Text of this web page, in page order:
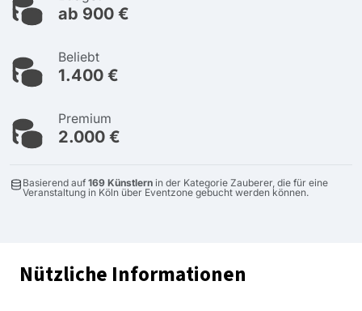
ab 900 €
Beliebt
1.400 €
Premium
2.000 €
Basierend auf 169 Künstlern in der Kategorie Zauberer, die für eine
Veranstaltung in Köln über Eventzone gebucht werden können.
Nützliche Informationen